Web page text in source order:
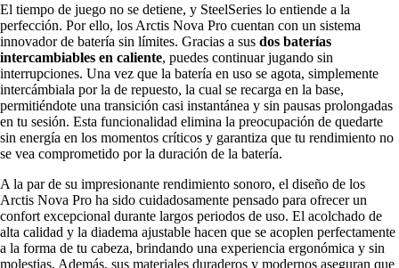
El tiempo de juego no se detiene, y SteelSeries lo entiende a la
perfección. Por ello, los Arctis Nova Pro cuentan con un sistema
innovador de batería sin límites. Gracias a sus dos baterías
intercambiables en caliente, puedes continuar jugando sin
interrupciones. Una vez que la batería en uso se agota, simplemente
intercámbiala por la de repuesto, la cual se recarga en la base,
permitiéndote una transición casi instantánea y sin pausas prolongadas
en tu sesión. Esta funcionalidad elimina la preocupación de quedarte
sin energía en los momentos críticos y garantiza que tu rendimiento no
se vea comprometido por la duración de la batería.
A la par de su impresionante rendimiento sonoro, el diseño de los
Arctis Nova Pro ha sido cuidadosamente pensado para ofrecer un
confort excepcional durante largos periodos de uso. El acolchado de
alta calidad y la diadema ajustable hacen que se acoplen perfectamente
a la forma de tu cabeza, brindando una experiencia ergonómica y sin
molestias. Además, sus materiales duraderos y modernos aseguran que